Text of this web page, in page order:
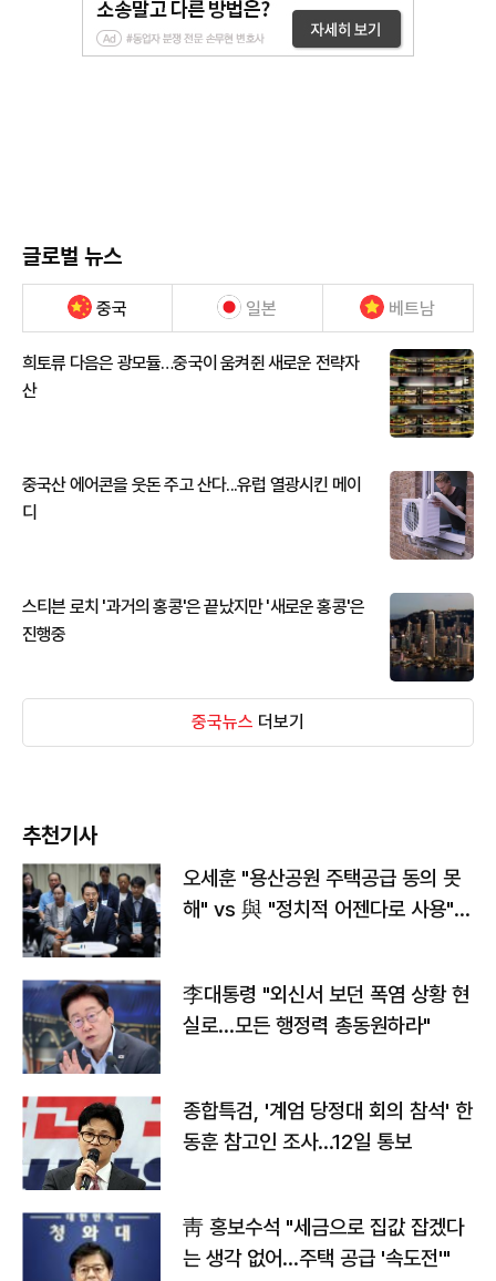
글로벌 뉴스
중국 일본 베트남
희토류 다음은 광모듈…중국이 움켜쥔 새로운 전략자
산
중국산 에어콘을 웃돈 주고 산다...유럽 열광시킨 메이
디
스티븐 로치 '과거의 홍콩'은 끝났지만 '새로운 홍콩'은
진행중
중국뉴스 더보기
추천기사
오세훈 "용산공원 주택공급 동의 못
해" vs 與 "정치적 어젠다로 사용"
李대통령 "외신서 보던 폭염 상황 현
실로…모든 행정력 총동원하라"
종합특검, '계엄 당정대 회의 참석' 한
동훈 참고인 조사...12일 통보
靑 홍보수석 "세금으로 집값 잡겠다
는 생각 없어…주택 공급 '속도전'"